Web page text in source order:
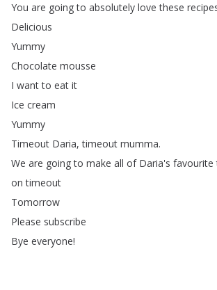
You are going to absolutely love these
Delicious
Yummy
Chocolate mousse
I want to eat it
Ice cream
Yummy
Timeout Daria,timeout mumma.
We are going to make all of Daria's favourite
on timeout
Tomorrow
Please subscribe
Bye everyone!